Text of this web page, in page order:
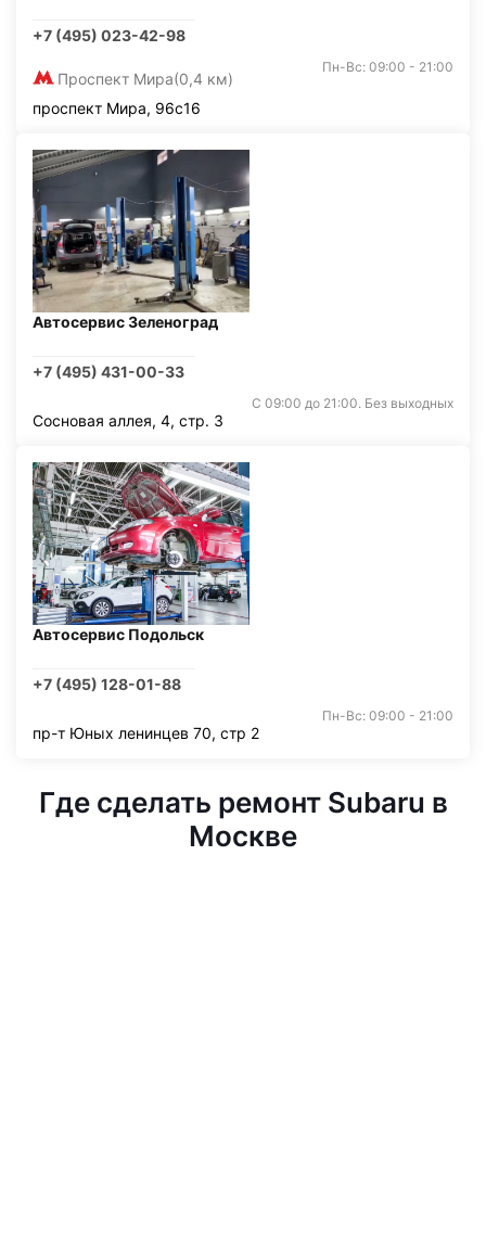
+7 (495) 023-42-98
Проспект Мира(0,4 км)
Пн-Вс: 09:00 - 21:00
проспект Мира, 96с16
Автосервис Зеленоград
+7 (495) 431-00-33
С 09:00 до 21:00. Без выходных
Сосновая аллея, 4, стр. 3
Автосервис Подольск
+7 (495) 128-01-88
Пн-Вс: 09:00 - 21:00
пр-т Юных ленинцев 70, стр 2
Где сделать ремонт Subaru в
Москве